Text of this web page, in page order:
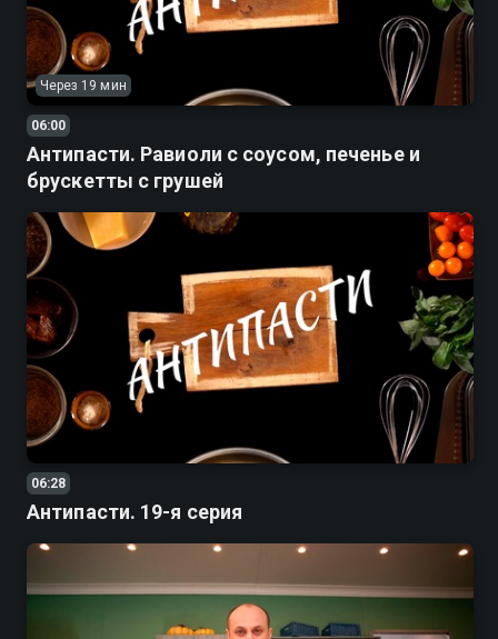
Через 19 мин
06:00
Антипасти. Равиоли с соусом, печенье и
брускетты с грушей
06:28
Антипасти. 19-я серия